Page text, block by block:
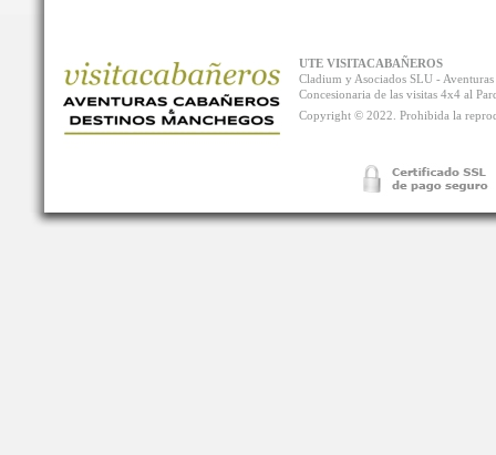
UTE VISITACABAÑEROS
Cladium y Asociados SLU -
Concesionaria de las visitas 4x4 al
Copyright © 2022. Prohibida la